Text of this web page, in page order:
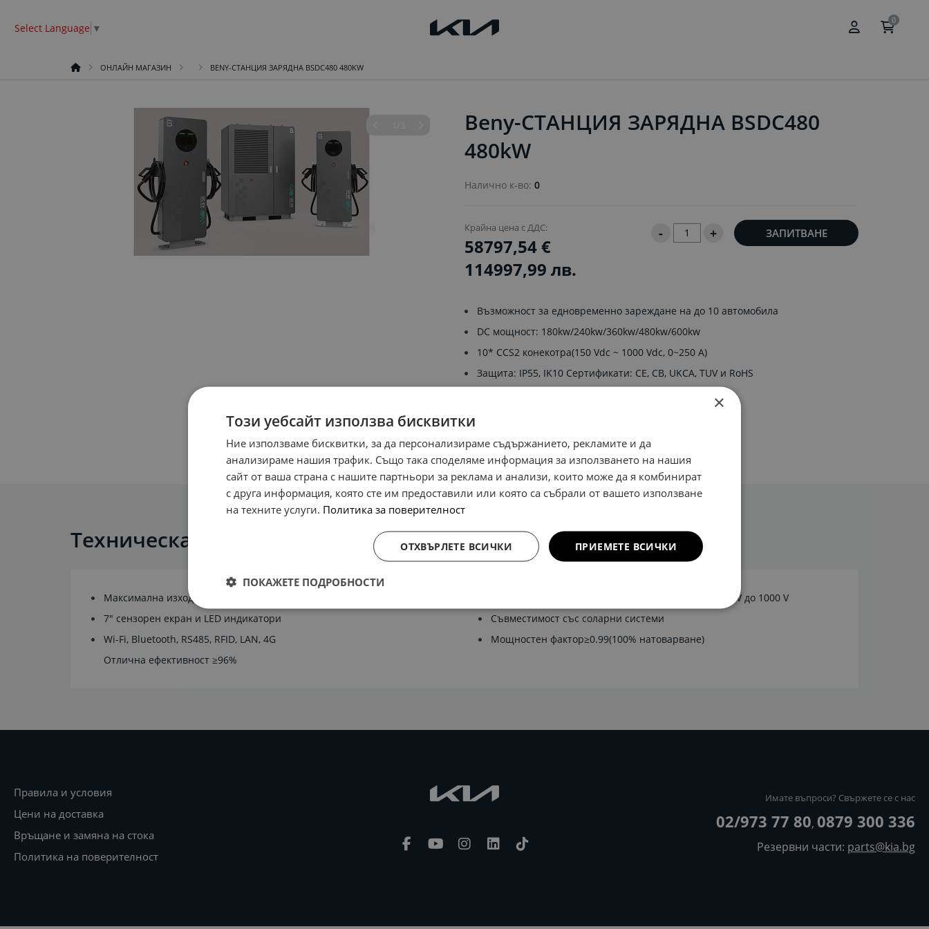
Select Language ▼
0
ОНЛАЙН МАГАЗИН BENY-СТАНЦИЯ ЗАРЯДНА BSDC480 480KW
Beny-СТАНЦИЯ ЗАРЯДНА BSDC480
480kW
Налично к-во: 0
Крайна цена с ДДС:
58797,54 €
114997,99 лв.
- + ЗАПИТВАНЕ
Възможност за едновременно зареждане на до 10 автомобила
DC мощност: 180kw/240kw/360kw/480kw/600kw
10* CCS2 конекотра(150 Vdc ~ 1000 Vdc, 0~250 A)
Защита: IP55, IK10 Сертификати: CE, CB, UKCA, TUV и RoHS
PN:
Техническа информация
Максимална изходна мощност: 480kw
7" сензорен екран и LED индикатори
Wi-Fi, Bluetooth, RS485, RFID, LAN, 4G
Отлична ефективност ≥96%
Широк диапазон на изходното напрежение от 150 V до 1000 V
Съвместимост със соларни системи
Мощностен фактор≥0.99(100% натоварване)
Правила и условия
Цени на доставка
Връщане и замяна на стока
Политика на поверителност
Имате въпроси? Свържете се с нас
02/973 77 80, 0879 300 336
Резервни части: parts@kia.bg
×
Този уебсайт използва бисквитки
Ние използваме бисквитки, за да персонализираме съдържанието, рекламите и да
анализираме нашия трафик. Също така споделяме информация за използването на нашия
сайт от ваша страна с нашите партньори за реклама и анализи, които може да я комбинират
с друга информация, която сте им предоставили или която са събрали от вашето използване
на техните услуги. Политика за поверителност
ПРИЕМЕТЕ ВСИЧКИ
ОТХВЪРЛЕТЕ ВСИЧКИ
ПОКАЖЕТЕ ПОДРОБНОСТИ